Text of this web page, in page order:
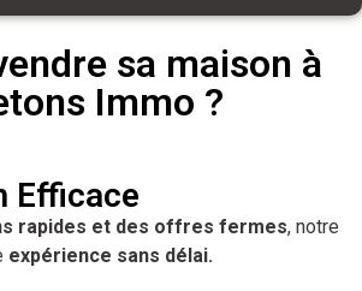
sa maison à
Immo ?
Efficace
rapides et des offres fermes, notre
expérience sans délai.